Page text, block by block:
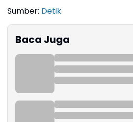
Sumber: Detik
Baca Juga